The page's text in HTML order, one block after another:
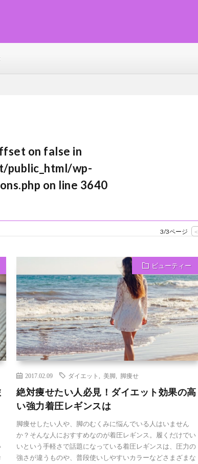
on false in
public_html/wp-
on line 3640
3/3ページ <
ビューティー
2017.02.09 ダイエット 美脚 脚痩せ
絶対痩せたい人必見！ダイエット効果の高
い強力着圧レギンスは
脚痩せしたい人や、脚のむくみに悩んでいる人はいません
か？そんな人におすすめなのが着圧レギンス。履くだけでい
いという手軽さで話題になっている着圧レギンスは、圧力の
強さが違うものや、普段使いしやすいカラーなどさまざまな